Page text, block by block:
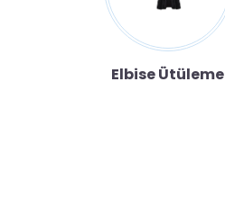
Elbise Ütüleme